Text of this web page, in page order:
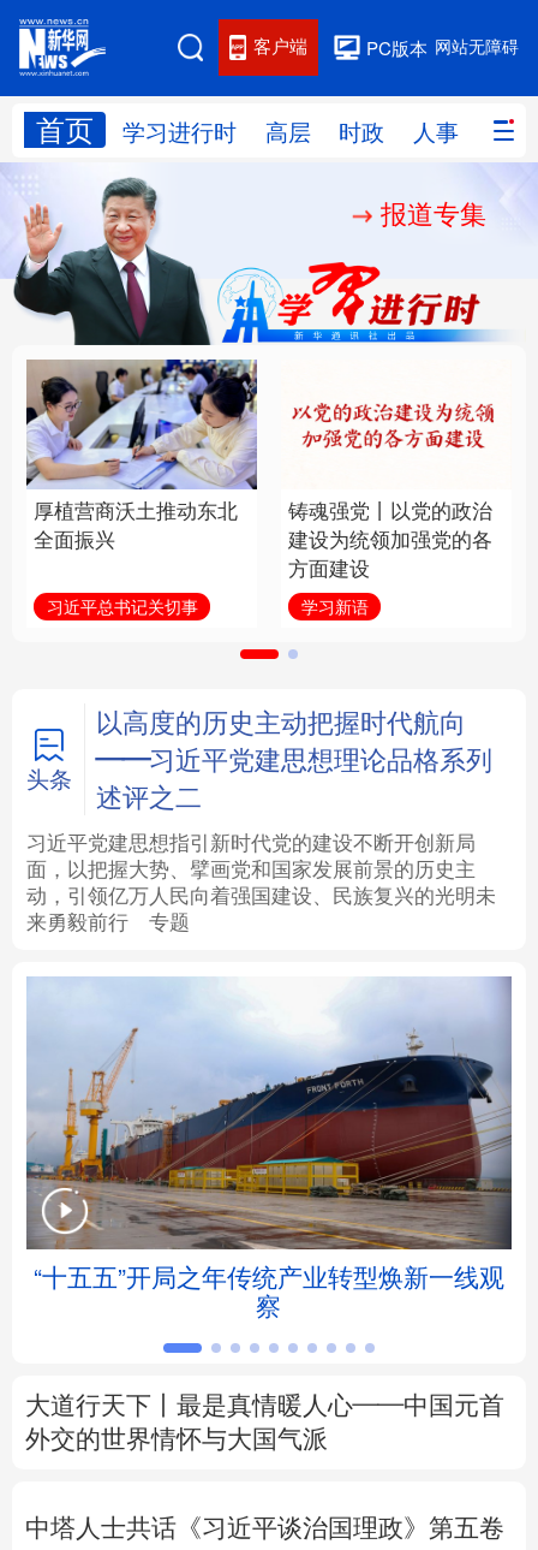
网站无障碍
PC版本
客户端
首页 学习进行时 高层 时政 人事 国际
网站地图
学习进行时 人事
国际 财经 网评
思客智库 全球连线 教育
科技 科创 量子 体育
文化 书画
访谈 视频 图片 政务
学术中国 乡村振兴 银龄 溯源中国
城市 旅游 能源 会展
彩票 娱乐 时尚 悦读
公益 一带一路 亚太网 上市公司
地方频道
北京 天津 河北 山西
辽宁 吉林 上海 江苏
浙江 安徽 福建 江西
四川 贵州 云南
报道专集
厚植营商沃土推动东北
全面振兴
习近平总书记关切事
铸魂强党丨以党的政治
建设为统领加强党的各
方面建设
学习新语
头条
以高度的历史主动把握时代航向
——习近平党建思想理论品格系列
述评之二
习近平党建思想指引新时代党的建设不断开创新局
面，以把握大势、擘画党和国家发展前景的历史主
动，引领亿万人民向着强国建设、民族复兴的光明未
来勇毅前行
专题
“十五五”开局之年传统产业转型焕新一线观
察
大道行天下丨最是真情暖人心——中国元首
外交的世界情怀与大国气派
中塔人士共话《习近平谈治国理政》第五卷